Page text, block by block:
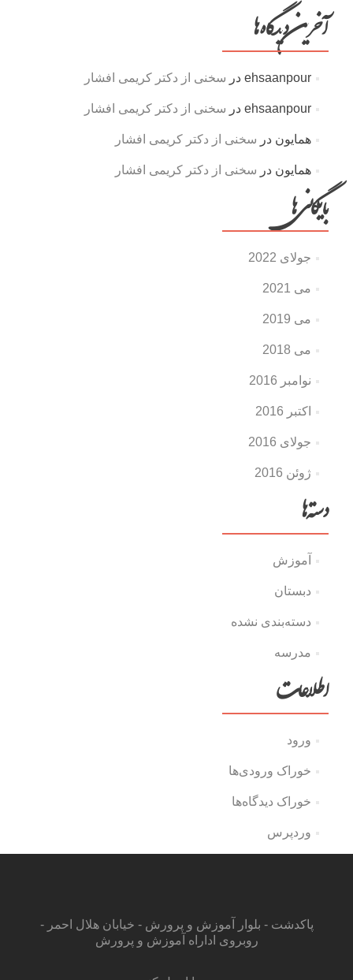
آخرین دیدگاه‌ها
ehsaanpourدر سخنی از دکتر کریمی افشار
ehsaanpourدر سخنی از دکتر کریمی افشار
همایون در سخنی از دکتر کریمی افشار
همایون در سخنی از دکتر کریمی افشار
بایگانی‌ها
جولای 2022
می 2021
می 2019
می 2018
نوامبر 2016
اکتبر 2016
جولای 2016
ژوئن 2016
دسته‌ها
آموزش
دبستان
دسته‌بندی نشده
مدرسه
اطلاعات
ورود
خوراک ورودی‌ها
خوراک دیدگاه‌ها
وردپرس
پاکدشت - بلوار آموزش و پرورش - خیابان هلال احمر -
روبروی اداراه آموزش و پرورش